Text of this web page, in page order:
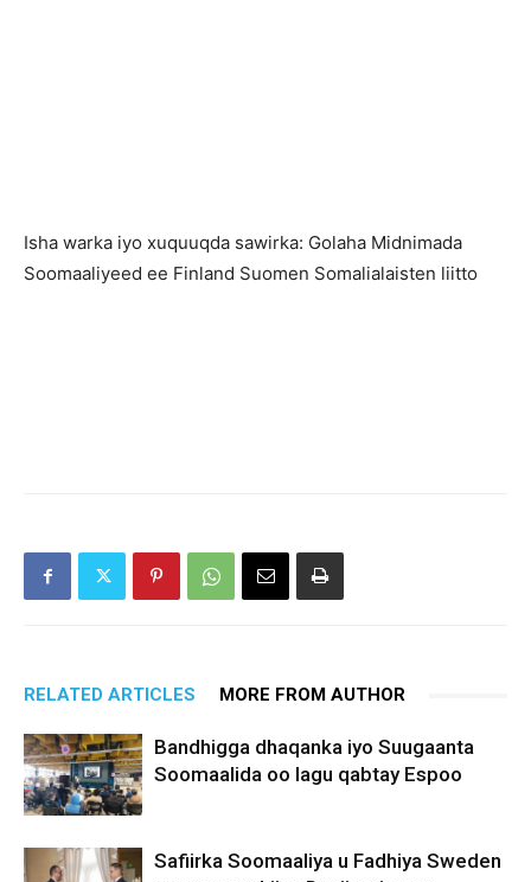
Isha warka iyo xuquuqda sawirka: Golaha Midnimada
Soomaaliyeed ee Finland Suomen Somalialaisten liitto
RELATED ARTICLES MORE FROM AUTHOR
Bandhigga dhaqanka iyo Suugaanta
Soomaalida oo lagu qabtay Espoo
Safiirka Soomaaliya u Fadhiya Sweden